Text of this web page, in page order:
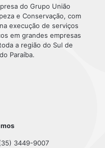
do Grupo União
e Conservação, com
execução de serviços
em grandes empresas
a região do Sul de
Paraíba.
3449-9007